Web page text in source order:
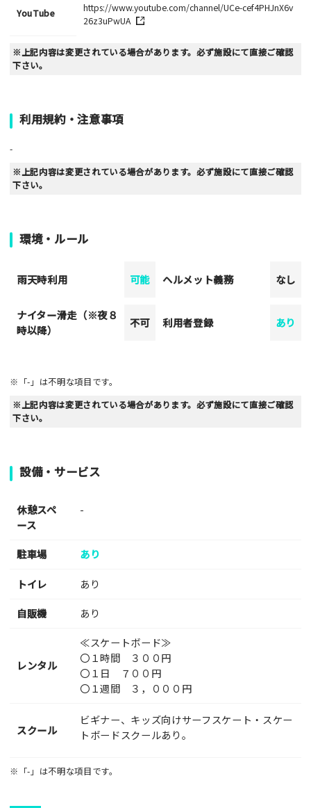
YouTube
https://www.youtube.com/channel/UCe-cef4PHJnX6v
26z3uPwUA
※上記内容は変更されている場合があります。必ず施設にて直接ご確認
下さい。
利用規約・注意事項
-
※上記内容は変更されている場合があります。必ず施設にて直接ご確認
下さい。
環境・ルール
雨天時利用 可能 ヘルメット義務 なし
ナイター滑走（※夜８
時以降）
不可 利用者登録 あり
※「-」は不明な項目です。
※上記内容は変更されている場合があります。必ず施設にて直接ご確認
下さい。
設備・サービス
休憩スペ
ース
-
駐車場 あり
トイレ
あり
自販機
あり
レンタル
≪スケートボード≫
〇１時間 ３００円
〇１日 ７００円
〇１週間 ３，０００円
スクール
ビギナー、キッズ向けサーフスケート・スケー
トボードスクールあり。
※「-」は不明な項目です。